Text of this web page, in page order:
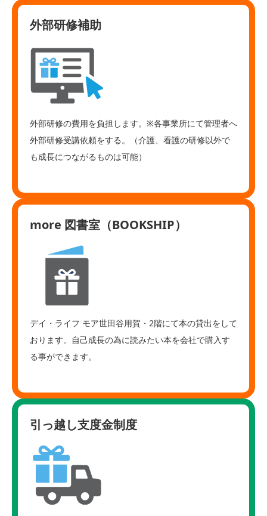
外部研修補助
外部研修の費用を負担します。※各事業所にて管理者へ
外部研修受講依頼をする。（介護、看護の研修以外で
も成長につながるものは可能）
more 図書室（BOOKSHIP）
デイ・ライフ モア世田谷用賀・2階にて本の貸出をして
おります。自己成長の為に読みたい本を会社で購入す
る事ができます。
引っ越し支度金制度